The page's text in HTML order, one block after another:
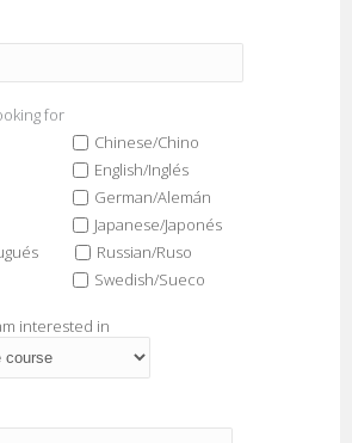
for
Chinese/Chino
English/Inglés
German/Alemán
Japanese/Japonés
Russian/Ruso
Swedish/Sueco
interested in